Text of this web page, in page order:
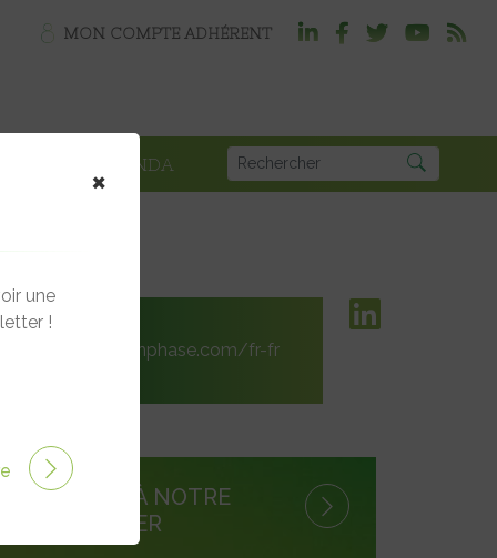
MON COMPTE ADHÉRENT
AGENDA
enphase.com/fr-fr
S'INSCRIRE À NOTRE
NEWSLETTER
×
une
!